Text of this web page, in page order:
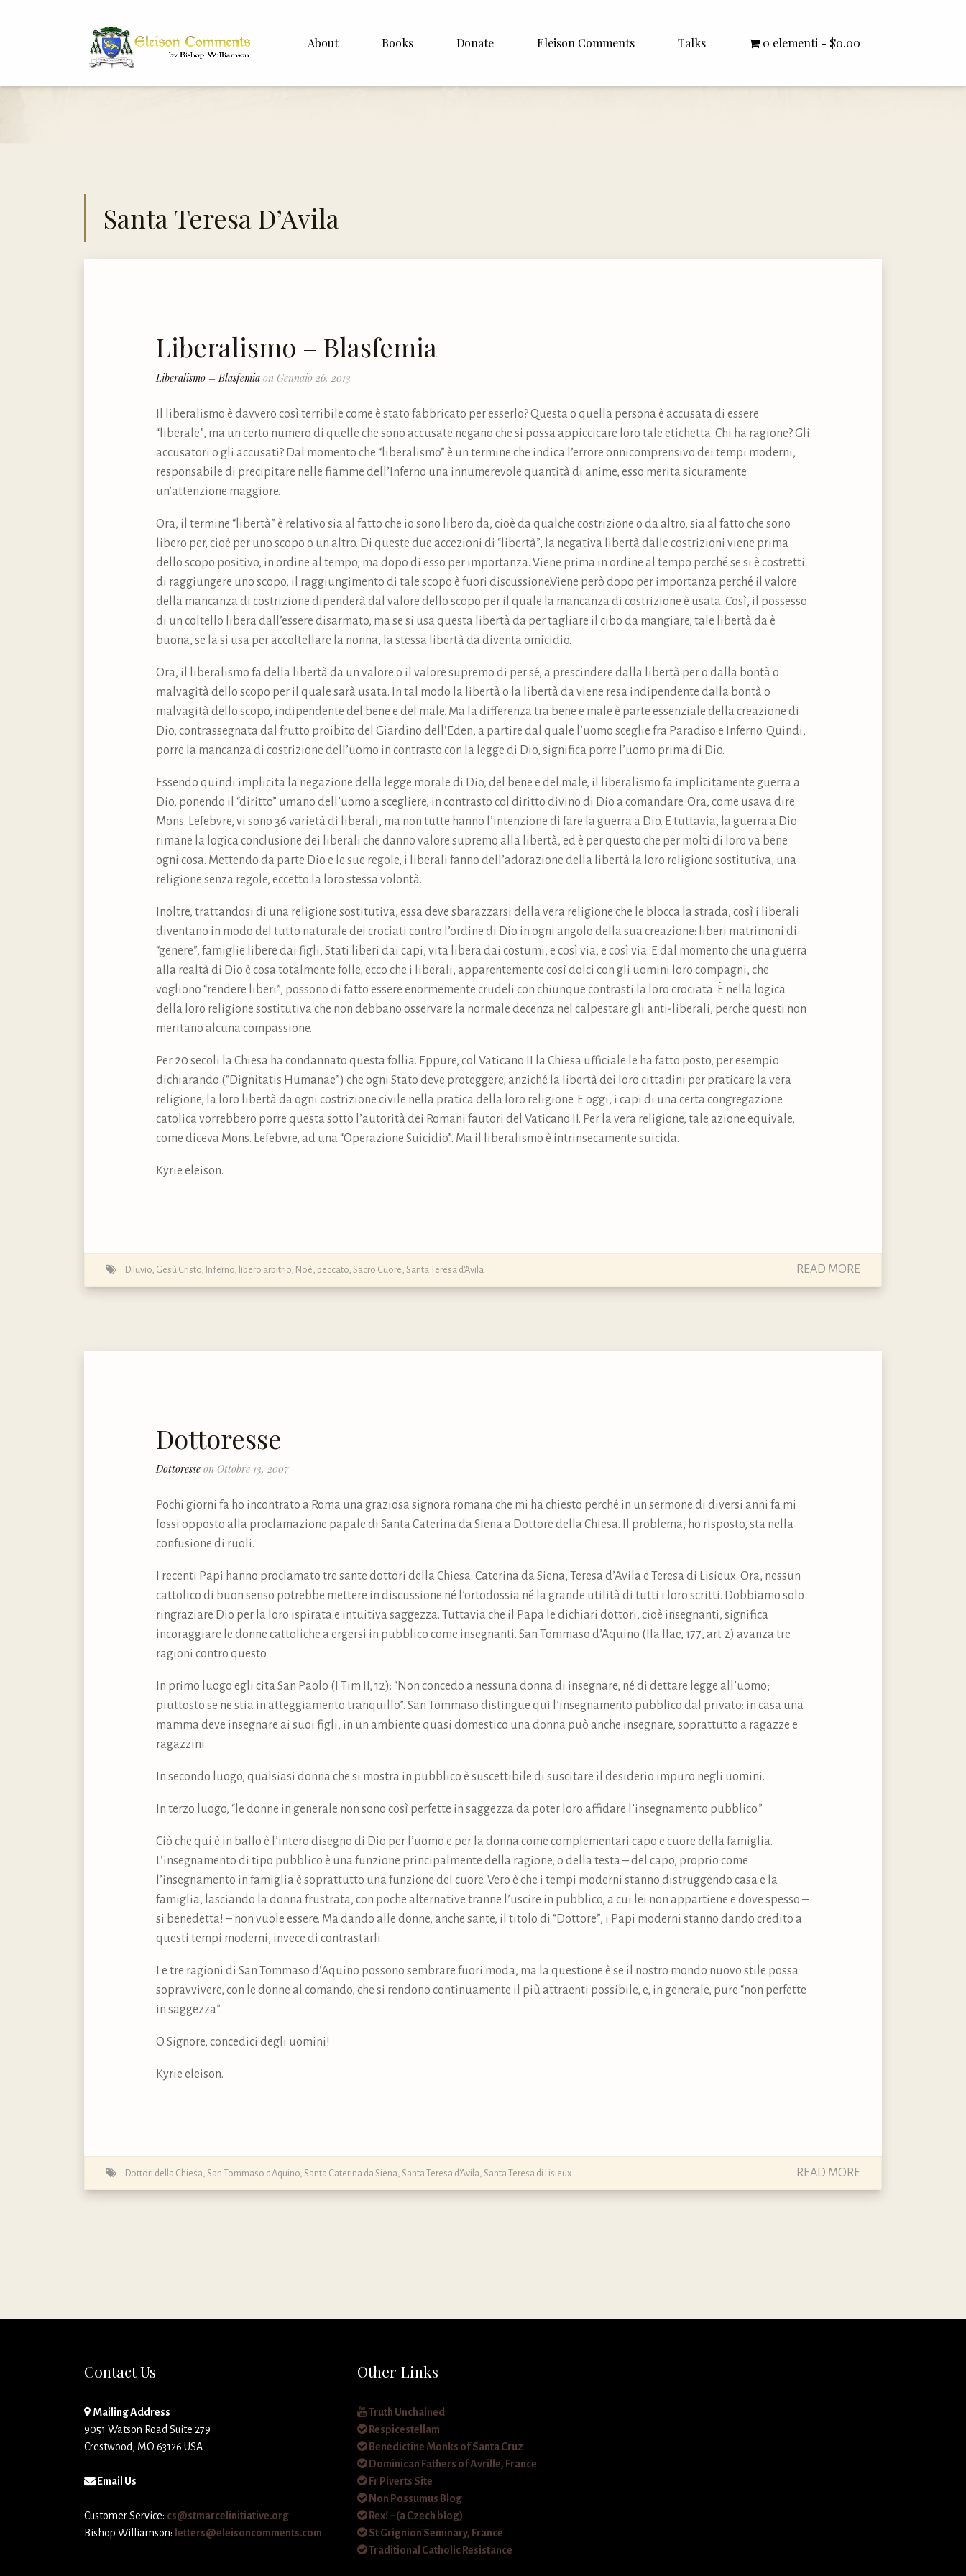
About Books Donate Eleison Comments
Italiano
Talks
Rector Letters
0 elementi $0.00
Santa Teresa D’Avila
Liberalismo – Blasfemia
Liberalismo – Blasfemia on Gennaio 26, 2013
Il liberalismo è davvero così terribile come è stato fabbricato per esserlo? Questa o quella persona è accusata di essere
“liberale”, ma un certo numero di quelle che sono accusate negano che si possa appiccicare loro tale etichetta. Chi ha ragione? Gli
accusatori o gli accusati? Dal momento che “liberalismo” è un termine che indica l’errore onnicomprensivo dei tempi moderni,
responsabile di precipitare nelle fiamme dell’Inferno una innumerevole quantità di anime, esso merita sicuramente
un’attenzione maggiore.
Ora, il termine “libertà” è relativo sia al fatto che io sono libero da, cioè da qualche costrizione o da altro, sia al fatto che sono
libero per, cioè per uno scopo o un altro. Di queste due accezioni di “libertà”, la negativa libertà dalle costrizioni viene prima
dello scopo positivo, in ordine al tempo, ma dopo di esso per importanza. Viene prima in ordine al tempo perché se si è costretti
di raggiungere uno scopo, il raggiungimento di tale scopo è fuori discussione.Viene però dopo per importanza perché il valore
della mancanza di costrizione dipenderà dal valore dello scopo per il quale la mancanza di costrizione è usata. Così, il possesso
di un coltello libera dall’essere disarmato, ma se si usa questa libertà da per tagliare il cibo da mangiare, tale libertà da è
buona, se la si usa per accoltellare la nonna, la stessa libertà da diventa omicidio.
Ora, il liberalismo fa della libertà da un valore o il valore supremo di per sé, a prescindere dalla libertà per o dalla bontà o
malvagità dello scopo per il quale sarà usata. In tal modo la libertà o la libertà da viene resa indipendente dalla bontà o
malvagità dello scopo, indipendente del bene e del male. Ma la differenza tra bene e male è parte essenziale della creazione di
Dio, contrassegnata dal frutto proibito del Giardino dell’Eden, a partire dal quale l’uomo sceglie fra Paradiso e Inferno. Quindi,
porre la mancanza di costrizione dell’uomo in contrasto con la legge di Dio, significa porre l’uomo prima di Dio.
Essendo quindi implicita la negazione della legge morale di Dio, del bene e del male, il liberalismo fa implicitamente guerra a
Dio, ponendo il “diritto” umano dell’uomo a scegliere, in contrasto col diritto divino di Dio a comandare. Ora, come usava dire
Mons. Lefebvre, vi sono 36 varietà di liberali, ma non tutte hanno l’intenzione di fare la guerra a Dio. E tuttavia, la guerra a Dio
rimane la logica conclusione dei liberali che danno valore supremo alla libertà, ed è per questo che per molti di loro va bene
ogni cosa. Mettendo da parte Dio e le sue regole, i liberali fanno dell’adorazione della libertà la loro religione sostitutiva, una
religione senza regole, eccetto la loro stessa volontà.
Inoltre, trattandosi di una religione sostitutiva, essa deve sbarazzarsi della vera religione che le blocca la strada, così i liberali
diventano in modo del tutto naturale dei crociati contro l’ordine di Dio in ogni angolo della sua creazione: liberi matrimoni di
“genere”, famiglie libere dai figli, Stati liberi dai capi, vita libera dai costumi, e così via, e così via. E dal momento che una guerra
alla realtà di Dio è cosa totalmente folle, ecco che i liberali, apparentemente così dolci con gli uomini loro compagni, che
vogliono “rendere liberi”, possono di fatto essere enormemente crudeli con chiunque contrasti la loro crociata. È nella logica
della loro religione sostitutiva che non debbano osservare la normale decenza nel calpestare gli anti-liberali, perche questi non
meritano alcuna compassione.
Per 20 secoli la Chiesa ha condannato questa follia. Eppure, col Vaticano II la Chiesa ufficiale le ha fatto posto, per esempio
dichiarando (“Dignitatis Humanae”) che ogni Stato deve proteggere, anziché la libertà dei loro cittadini per praticare la vera
religione, la loro libertà da ogni costrizione civile nella pratica della loro religione. E oggi, i capi di una certa congregazione
catolica vorrebbero porre questa sotto l’autorità dei Romani fautori del Vaticano II. Per la vera religione, tale azione equivale,
come diceva Mons. Lefebvre, ad una “Operazione Suicidio”. Ma il liberalismo è intrinsecamente suicida.
Kyrie eleison.
Diluvio Gesù Cristo Inferno libero arbitrio Noè peccato Sacro Cuore Santa Teresa d'Avila READ MORE
Dottoresse
Dottoresse on Ottobre 13, 2007
Pochi giorni fa ho incontrato a Roma una graziosa signora romana che mi ha chiesto perché in un sermone di diversi anni fa mi
fossi opposto alla proclamazione papale di Santa Caterina da Siena a Dottore della Chiesa. Il problema, ho risposto, sta nella
confusione di ruoli.
I recenti Papi hanno proclamato tre sante dottori della Chiesa: Caterina da Siena, Teresa d’Avila e Teresa di Lisieux. Ora, nessun
cattolico di buon senso potrebbe mettere in discussione né l’ortodossia né la grande utilità di tutti i loro scritti. Dobbiamo solo
ringraziare Dio per la loro ispirata e intuitiva saggezza. Tuttavia che il Papa le dichiari dottori, cioè insegnanti, significa
incoraggiare le donne cattoliche a ergersi in pubblico come insegnanti. San Tommaso d’Aquino (IIa IIae, 177, art 2) avanza tre
ragioni contro questo.
In primo luogo egli cita San Paolo (I Tim II, 12): “Non concedo a nessuna donna di insegnare, né di dettare legge all’uomo;
piuttosto se ne stia in atteggiamento tranquillo”. San Tommaso distingue qui l’insegnamento pubblico dal privato: in casa una
mamma deve insegnare ai suoi figli, in un ambiente quasi domestico una donna può anche insegnare, soprattutto a ragazze e
ragazzini.
In secondo luogo, qualsiasi donna che si mostra in pubblico è suscettibile di suscitare il desiderio impuro negli uomini.
In terzo luogo, “le donne in generale non sono così perfette in saggezza da poter loro affidare l’insegnamento pubblico.”
Ciò che qui è in ballo è l’intero disegno di Dio per l’uomo e per la donna come complementari capo e cuore della famiglia.
L’insegnamento di tipo pubblico è una funzione principalmente della ragione, o della testa – del capo, proprio come
l’insegnamento in famiglia è soprattutto una funzione del cuore. Vero è che i tempi moderni stanno distruggendo casa e la
famiglia, lasciando la donna frustrata, con poche alternative tranne l’uscire in pubblico, a cui lei non appartiene e dove spesso –
si benedetta! – non vuole essere. Ma dando alle donne, anche sante, il titolo di “Dottore”, i Papi moderni stanno dando credito a
questi tempi moderni, invece di contrastarli.
Le tre ragioni di San Tommaso d’Aquino possono sembrare fuori moda, ma la questione è se il nostro mondo nuovo stile possa
sopravvivere, con le donne al comando, che si rendono continuamente il più attraenti possibile, e, in generale, pure “non perfette
in saggezza”.
O Signore, concedici degli uomini!
Kyrie eleison.
Dottori della Chiesa, San Tommaso d'Aquino, Santa Caterina da Siena, Santa Teresa d'Avila, Santa Teresa di Lisieux READ MORE
Contact Us
Mailing Address
9051 Watson Road Suite 279
Crestwood, MO 63126 USA
Email Us
Customer Service: cs@stmarcelinitiative.org
Bishop Williamson: letters@eleisoncomments.com
Other Links
Truth Unchained
Respicestellam
Benedictine Monks of Santa Cruz
Dominican Fathers of Avrille, France
Fr Piverts Site
Non Possumus Blog
Rex! – (a Czech blog)
St Grignion Seminary, France
Traditional Catholic Resistance